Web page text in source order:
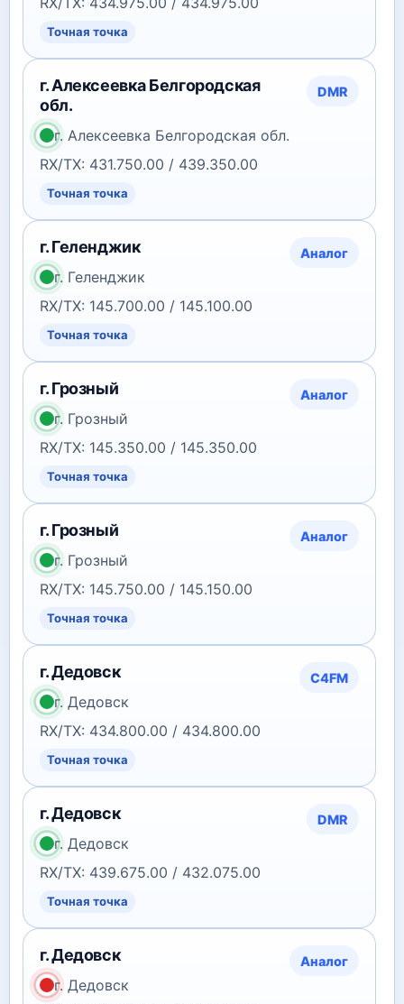
Точная точка
г. Алексеевка Белгородская
обл.
DMR
г. Алексеевка Белгородская обл.
RX/TX: 431.750.00 / 439.350.00
Точная точка
г. Геленджик Аналог
г. Геленджик
RX/TX: 145.700.00 / 145.100.00
Точная точка
г. Грозный Аналог
г. Грозный
RX/TX: 145.350.00 / 145.350.00
Точная точка
г. Грозный Аналог
г. Грозный
RX/TX: 145.750.00 / 145.150.00
Точная точка
г. Дедовск C4FM
г. Дедовск
RX/TX: 434.800.00 / 434.800.00
Точная точка
г. Дедовск DMR
г. Дедовск
RX/TX: 439.675.00 / 432.075.00
Точная точка
г. Дедовск Аналог
г. Дедовск